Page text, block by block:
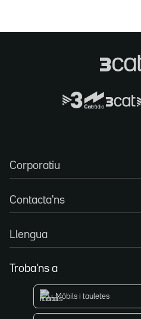
Corporatiu
Contacta'ns
Llengua
Troba'ns a
Mòbils i tauletes